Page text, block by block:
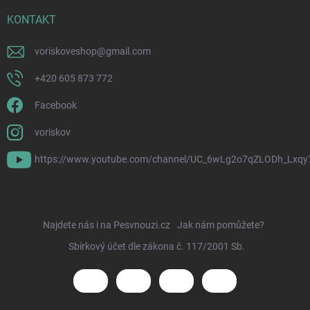
KONTAKT
voriskoveshop@gmail.com
+420 605 873 772
Facebook
voriskov
https://www.youtube.com/channel/
Najdete nás i na Pesvnouzi.cz
Jak nám pomůžete?
Sbírkový účet dle zákona č. 117/2001 Sb.